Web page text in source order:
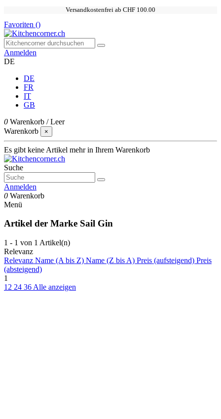
Versandkostenfrei ab CHF 100.00
Favoriten ()
Anmelden
DE
DE
FR
IT
GB
0 Warenkorb /Leer
Warenkorb
×
Es gibt keine Artikel mehr in Ihrem Warenkorb
Suche
Anmelden
0 Warenkorb
Menü
Artikel der Marke Sail Gin
1 - 1 von 1 Artikel(n)
Relevanz
Relevanz Name (A bis Z) Name (Z bis A) Preis (aufsteigend) Preis
(absteigend)
1
12 24 36 Alle anzeigen